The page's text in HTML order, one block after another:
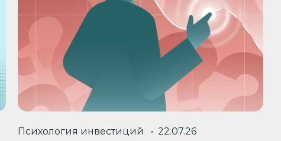
Психология инвестиций 22.07.26